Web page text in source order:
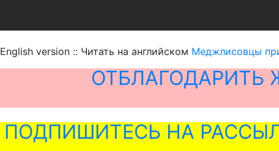
English version :: Читать на английском Меджлисовцы
ОТБЛАГОДАРИТЬ
ПОДПИШИТЕСЬ НА